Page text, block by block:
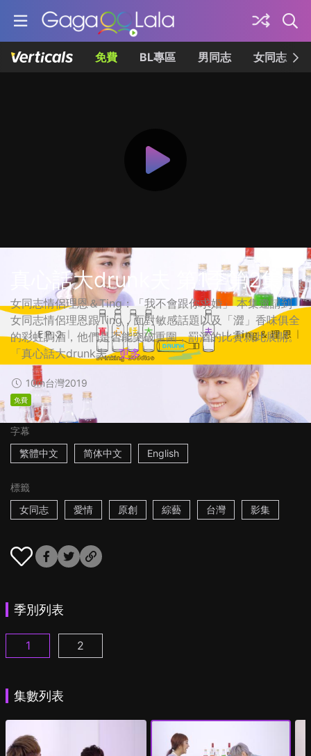
免費 BL專區 男同志 女同志
真心話大drunk夫 第1季第2集
女同志情侶理恩＆Ting：「我不會跟你求婚」 本集邀請到
女同志情侶理恩跟Ting，面對敏感話題以及「澀」香味俱全
的彩虹調酒，他們是否能突破重圍，罰酒的比賽就此展開。
「真心話大drunk夫... 更多
10m台灣2019
免費
字幕
繁體中文
简体中文 English
標籤
女同志
愛情 原創 綜藝 台灣 影集
季別列表
真心話大drunk夫 第1季第1集
1 真心話大drunk夫 第2季第1集
2
集數列表